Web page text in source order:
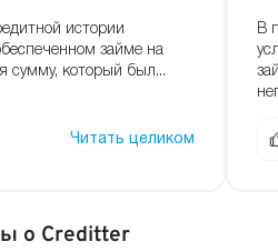
истории
займе на
сумму, который был...
Читать целиком
В
о Creditter